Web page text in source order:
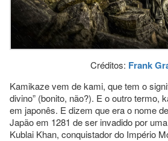
Créditos: Frank
Kamikaze vem de kami, que tem o
divino” (bonito, não?). E o outro termo,
em japonês. E dizem que era o nome
Japão em 1281 de ser invadido por
Kublai Khan, conquistador do Império